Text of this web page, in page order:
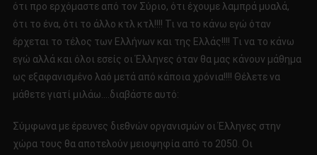
ότι προ ερχόμαστε από τον Σύριο, ότι έχουμε λαμπρά μυαλά,
ότι το ένα, ότι το άλλο κτλ κτλ!!!! Τι να το κάνω εγώ όταν
έρχεται το τέλος των Ελλήνων και της Ελλάς!!!! Τι να το κάνω
εγώ αλλά και όλοι εσείς οι Έλληνες όταν θα μας κάνουν μάθημα
ως εξαφανισμένο λαό μετά από κάποια χρόνια!!!! Θέλετε να
μάθετε γιατί μιλάω….διαβάστε αυτό:
Σύμφωνα με έρευνες διεθνών οργανισμών οι Έλληνες στην
χώρα τους θα αποτελούν μειοψηφία από το 2050. Οι